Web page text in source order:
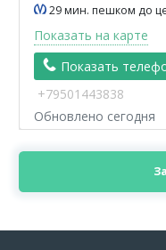
29 мин. пешком до
Показать на карте
Показать
+79501443838
Обновлено сегодня